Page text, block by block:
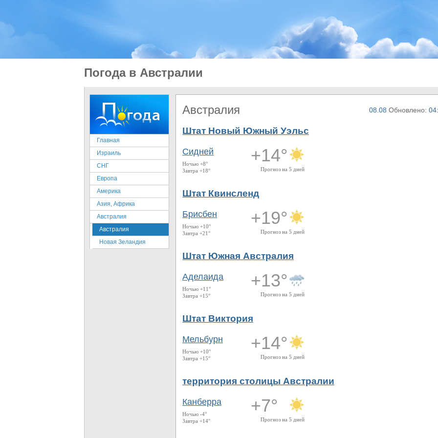
Погода в Австралии
Главная
Израиль
СНГ
Европа
Америка
Азия, Африка
Австралия
Австралия
Новая Зеландия
Австралия 08.08 Обновлено:
Штат Новый Южный Уэльс
Сидней
Ночью +8°
Завтра +18°
+14°
Прогноз на 5 дней
Штат Квинсленд
Брисбен
Ночью +10°
Завтра +21°
+19°
Прогноз на 5 дней
Штат Южная Австралия
Аделаида
Ночью +11°
Завтра +15°
+13°
Прогноз на 5 дней
Штат Виктория
Мельбурн
Ночью +10°
Завтра +15°
+14°
Прогноз на 5 дней
территория столицы Австралии
Канберра
Ночью -4°
Завтра +14°
+7°
Прогноз на 5 дней